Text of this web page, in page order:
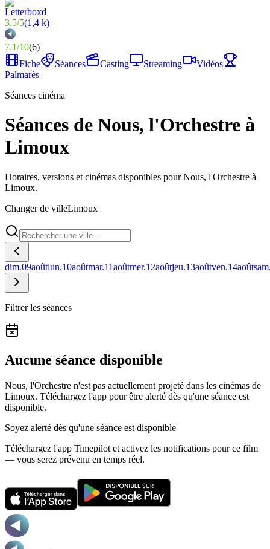
3.5/5(1,4 k)
7.1/10(6)
Fiche
Séances Casting Streaming
Vidéos
Palmarès
Séances cinéma
Séances de Nous, l'Orchestre à
Limoux
Horaires, versions et cinémas disponibles pour Nous, l'Orchestre à
Limoux.
Changer de villeLimoux
dim.09aoûtlun.10aoûtmar.11aoûtmer.12aoûtjeu.13aoûtven.14août
Filtrer les séances
Aucune séance disponible
Nous, l'Orchestre n'est pas actuellement projeté dans les cinémas de
Limoux. Téléchargez l'app pour être alerté dès qu'une séance est
disponible.
Soyez alerté dès qu'une séance est disponible
Téléchargez l'app Timepilot et activez les notifications pour ce film
— vous serez prévenu en temps réel.